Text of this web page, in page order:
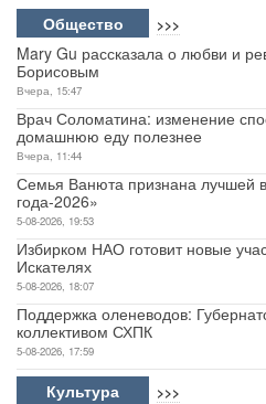
Общество >>>
Mary Gu рассказала о любви и
Борисовым
Вчера, 15:47
Врач Соломатина: изменение
домашнюю еду полезнее
Вчера, 11:44
Семья Ванюта признана лучшей
года-2026»
5-08-2026, 19:53
Избирком НАО готовит новые
Искателях
5-08-2026, 18:07
Поддержка оленеводов:
коллективом СХПК
5-08-2026, 17:59
Культура >>>